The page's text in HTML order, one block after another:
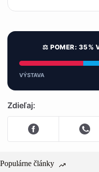
⚖️ POMER: 35%
VÝSTAVA
Zdieľaj:
Populárne články